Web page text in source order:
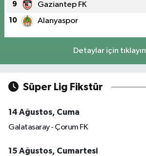
9 Gaziantep FK
10 Alanyaspor
Detaylar için tıklayın
Süper Lig Fikstür
14 Ağustos, Cuma
Galatasaray - Çorum FK
15 Ağustos, Cumartesi